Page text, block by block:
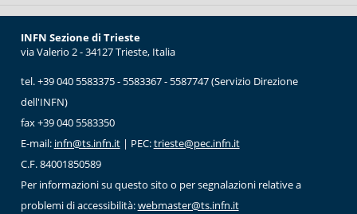
INFN Sezione di Trieste
via Valerio 2 - 34127 Trieste, Italia
tel. +39 040 5583375 - 5583367 - 5587747 (Servizio Direzione
dell'INFN)
fax +39 040 5583350
E-mail: infn@ts.infn.it| PEC:trieste@pec.infn.it
C.F. 84001850589
Per informazioni su questo sito o per segnalazioni relative a
problemi di accessibilità:webmaster@ts.infn.it